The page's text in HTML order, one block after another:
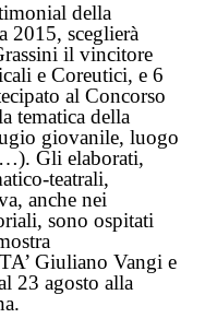
della
2015, sceglierà
il vincitore
e Coreutici, e 6
al Concorso
tematica della
giovanile, luogo
Gli elaborati,
teatrali,
anche nei
sono ospitati
Giuliano Vangi e
23 agosto alla